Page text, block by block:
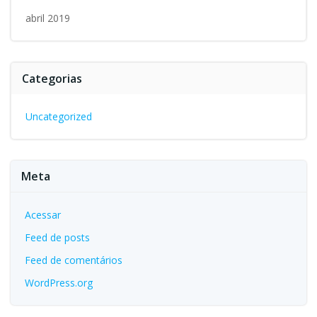
abril 2019
Categorias
Uncategorized
Meta
Acessar
Feed de posts
Feed de comentários
WordPress.org